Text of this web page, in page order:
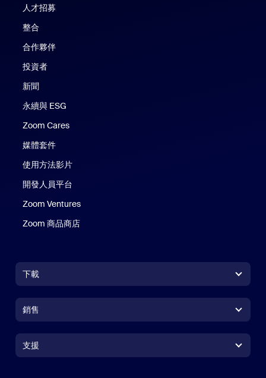
人才招募
整合
合作夥伴
投資者
新聞
永續與 ESG
Zoom Cares
媒體套件
使用方法影片
開發人員平台
Zoom Ventures
Zoom 商品商店
下載
Zoom Rooms 應用程式Zoom Rooms 應用程式
Zoom Rooms Controller
銷售
聯絡銷售人員
支援
支援